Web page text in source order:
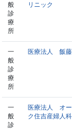
般
診
療
所
リニック
一
般
診
療
所
医療法人 飯藤
一
般
診
医療法人 オ
ク住吉産婦人科